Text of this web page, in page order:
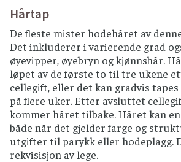
Hårtap
De fleste mister hodehåret av
Det inkluderer i varierende grad
øyevipper, øyebryn og kjønnshår.
løpet av de første to til tre ukene
cellegift, eller det kan gradvis
på flere uker. Etter avsluttet
kommer håret tilbake. Håret kan
både når det gjelder farge og
utgifter til parykk eller hodeplagg.
rekvisisjon av lege.